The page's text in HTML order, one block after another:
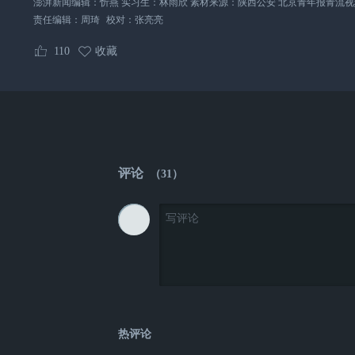
澎湃新闻编辑：忻燕 实习生：林雨欣 素材来源：陕西公安 北京青年报青流
责任编辑： 周琦 校对： 张亮亮
110 收藏
评论 （31 ）
热评论